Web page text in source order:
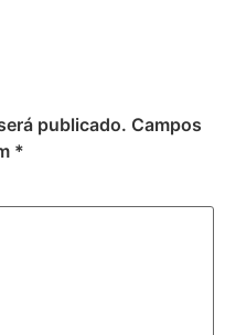
publicado. Campos
*